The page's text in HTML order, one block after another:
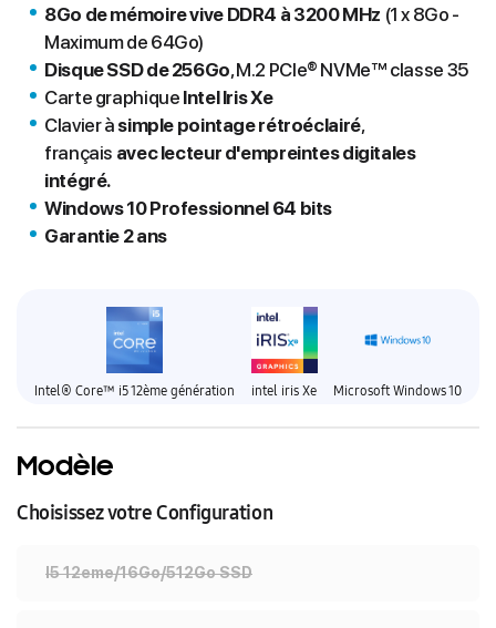
8Go de mémoire vive DDR4 à 3200 MHz (1 x 8Go -
Maximum de 64Go)
Disque SSD de 256Go, M.2 PCIe® NVMe™ classe 35
Carte graphique Intel Iris Xe
Clavier à simple pointage rétroéclairé,
français avec lecteur d'empreintes digitales
intégré.
Windows 10 Professionnel 64 bits
Garantie 2 ans
Intel® Core™ i5 12ème génération intel iris Xe Microsoft Windows 10
Modèle
Choisissez votre Configuration
I5 12eme/16Go/512Go SSD